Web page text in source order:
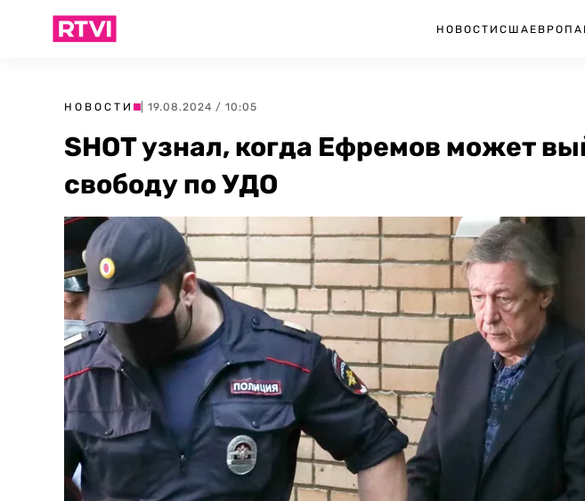
НОВОСТИ США ЕВРОПА
НОВОСТИ | 19.08.2024 / 10:05
SHOT узнал, когда Ефремов может
свободу по УДО